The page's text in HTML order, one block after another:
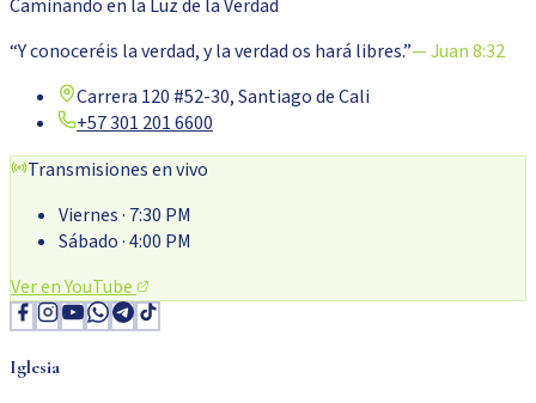
Caminando en la Luz de la Verdad
“Y conoceréis la verdad, y la verdad os hará libres.”— Juan 8:32
Carrera 120 #52-30, Santiago de Cali
+57 301 201 6600
Transmisiones en vivo
Viernes· 7:30 PM
Sábado· 4:00 PM
Ver en YouTube
Iglesia